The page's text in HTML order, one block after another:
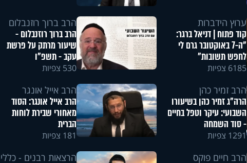
ערוץ הידברות
קוד פתוח | דניאל ברגר:
"ה-7 באוקטובר גרם לי
לחפש תשובות"
6185 צפיות
הרב ברוך רוזנבלום
הרב ברוך רוזנבלום -
שיעור מרתק על פרשת
עקב - תשפ"ו
530 צפיות
הרב זמיר כהן
הרה"ג זמיר כהן בשיעורו
השבועי: עיקר וטפל בחיים
- סוד השמחה
1291 צפיות
הרב אייל אונגר
הרב אייל אונגר: הסוד
מאחורי שבירת לוחות
הברית
181 צפיות
הרב חיים פוקס הרצאות רבנים - כללי